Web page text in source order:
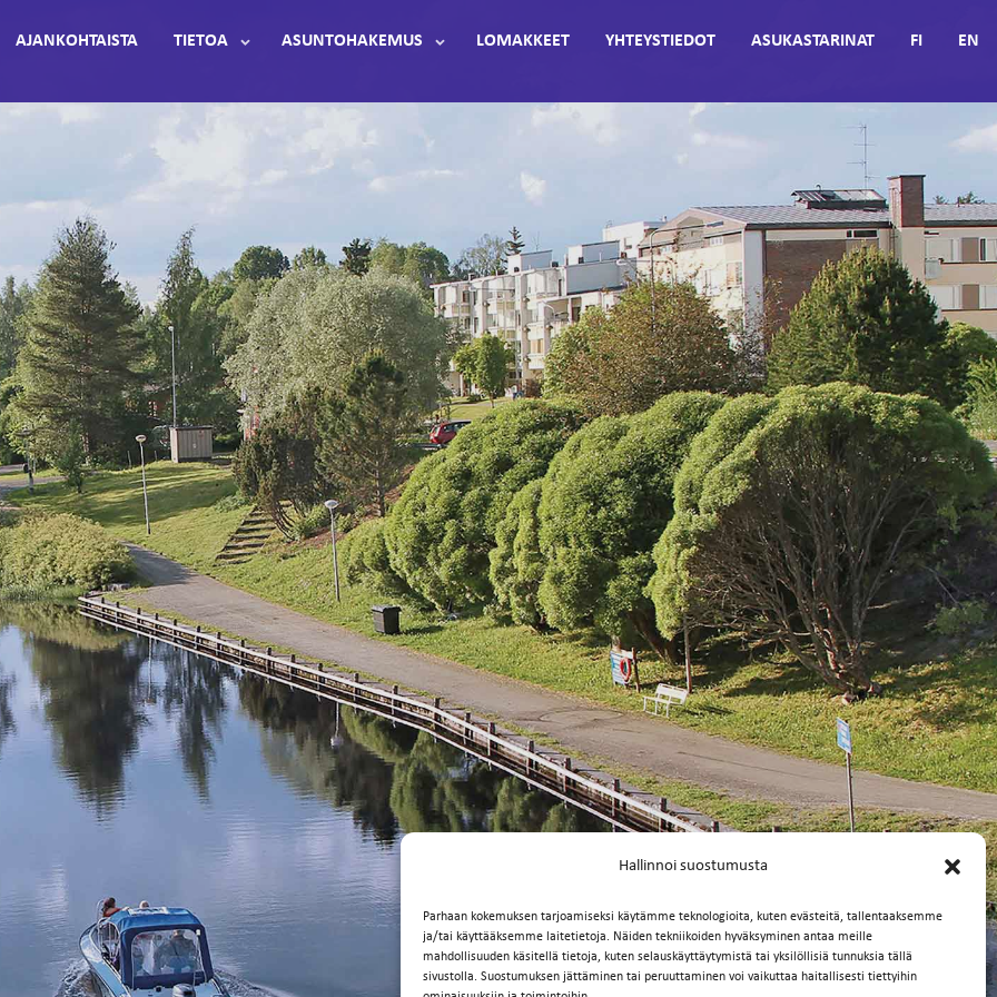
Hallinnoi suostumusta
Parhaan kokemuksen tarjoamiseksi käytämme teknologioita, kuten evästeitä, tallentaaksemme
ja/tai käyttääksemme laitetietoja. Näiden tekniikoiden hyväksyminen antaa meille
mahdollisuuden käsitellä tietoja, kuten selauskäyttäytymistä tai yksilöllisiä tunnuksia tällä
sivustolla. Suostumuksen jättäminen tai peruuttaminen voi vaikuttaa haitallisesti tiettyihin
AJANKOHTAISTA TIETOA ASUNTOHAKEMUS LOMAKKEET YHTEYSTIEDOT ASUKASTARINAT FI EN